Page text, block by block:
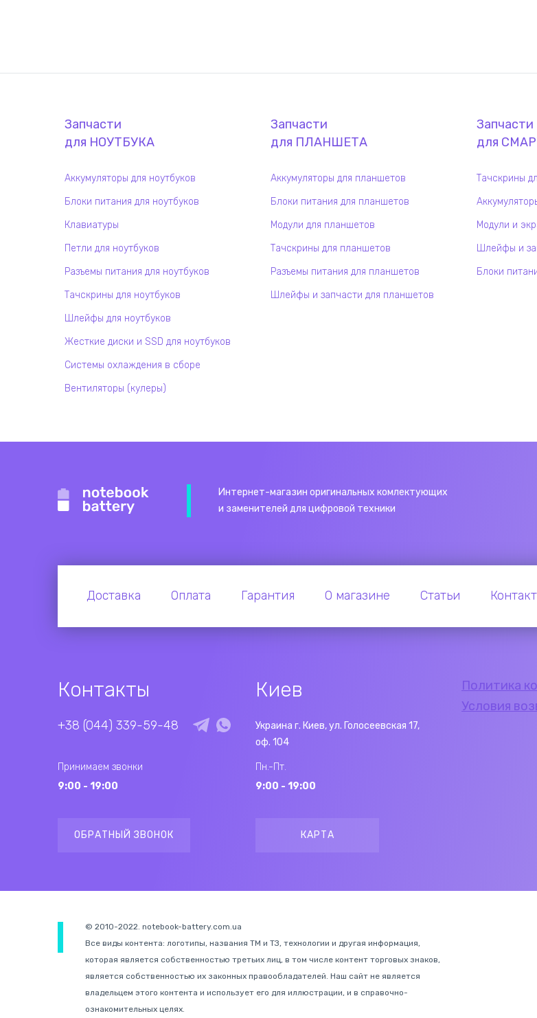
Запчасти
для НОУТБУКА
Аккумуляторы для ноутбуков
Блоки питания для ноутбуков
Клавиатуры
Петли для ноутбуков
Разъемы питания для ноутбуков
Тачскрины для ноутбуков
Шлейфы для ноутбуков
Жесткие диски и SSD для ноутбуков
Системы охлаждения в сборе
Вентиляторы (кулеры)
Запчасти
для ПЛАНШЕТА
Аккумуляторы для планшетов
Блоки питания для планшетов
Модули для планшетов
Тачскрины для планшетов
Разъемы питания для планшетов
Шлейфы и запчасти для планшетов
Запчасти
для
Тачскрины
Модули и
Шлейфы и
Блоки
Интернет-магазин оригинальных комлектующих
и заменителей для цифровой техники
Доставка Оплата Гарантия О магазине Статьи
Контакты
+38 (044) 339-59-48
Принимаем звонки
9:00 - 19:00
ОБРАТНЫЙ ЗВОНОК
Киев
Украина г. Киев, ул. Голосеевская 17,
оф. 104
Пн.-Пт.
9:00 - 19:00
КАРТА
Политика
Условия
© 2010-2022. notebook-battery.com.ua
Все виды контента: логотипы, названия ТМ и ТЗ, технологии и другая информация,
которая является собственностью третьих лиц, в том числе контент торговых знаков,
является собственностью их законных правообладателей. Наш сайт не является
владельцем этого контента и использует его для иллюстрации, и в справочно-
ознакомительных целях.